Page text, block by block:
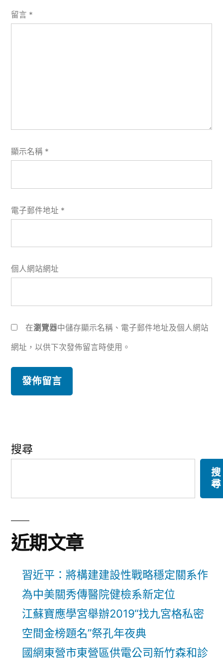
留言 *
顯示名稱 *
電子郵件地址 *
個人網站網址
在瀏覽器中儲存顯示名稱、電子郵件地址及個人網站
網址，以供下次發佈留言時使用。
搜尋
搜
尋
近期文章
習近平：將構建建設性戰略穩定關系作
為中美關秀傳醫院健檢系新定位
江蘇寶應學宮舉辦2019“找九宮格私密
空間金榜題名”祭孔年夜典
國網東營市東營區供電公司新竹森和診